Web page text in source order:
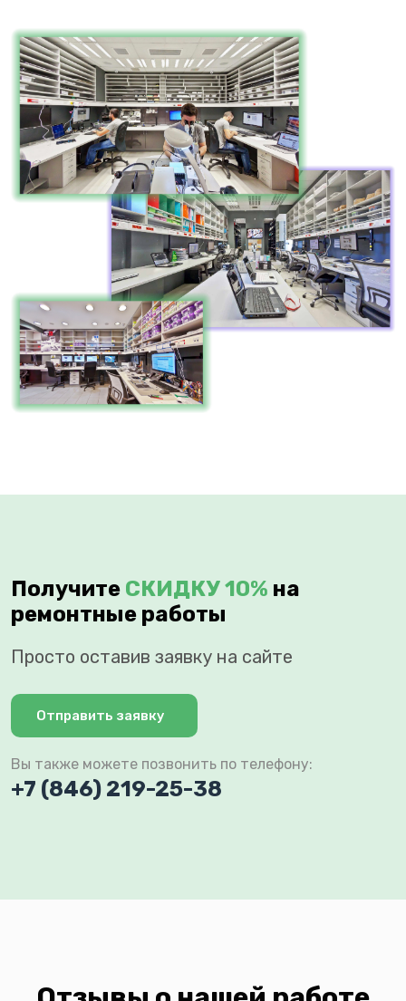
Получите СКИДКУ 10% на
ремонтные работы
Просто оставив заявку на сайте
Отправить заявку
Вы также можете позвонить по телефону:
+7 (846) 219-25-38